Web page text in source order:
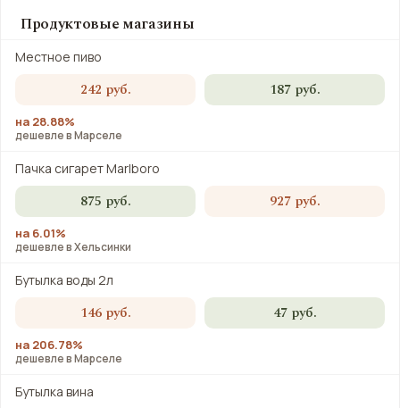
Продуктовые магазины
Местное пиво
242 руб. 187 руб.
на 28.88%
дешевле в Марселе
Пачка сигарет Marlboro
875 руб. 927 руб.
на 6.01%
дешевле в Хельсинки
Бутылка воды 2л
146 руб. 47 руб.
на 206.78%
дешевле в Марселе
Бутылка вина